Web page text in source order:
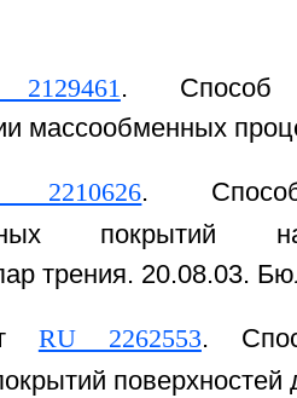
. Способ
массообменных
2210626.
покрытий
трения. 20.08.03.
RU 2262553.
поверхностей